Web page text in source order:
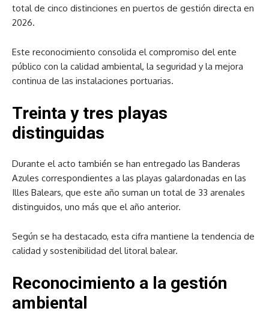
total de cinco distinciones en puertos de gestión directa en
2026.
Este reconocimiento consolida el compromiso del ente
público con la calidad ambiental, la seguridad y la mejora
continua de las instalaciones portuarias.
Treinta y tres playas
distinguidas
Durante el acto también se han entregado las Banderas
Azules correspondientes a las playas galardonadas en las
Illes Balears, que este año suman un total de 33 arenales
distinguidos, uno más que el año anterior.
Según se ha destacado, esta cifra mantiene la tendencia de
calidad y sostenibilidad del litoral balear.
Reconocimiento a la gestión
ambiental